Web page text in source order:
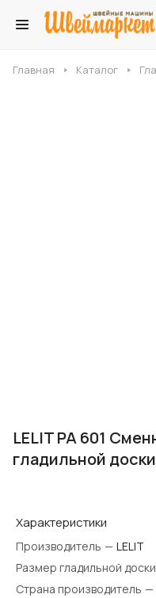
Главная Каталог
LELIT PA 601
гладильной
Характеристики
Производитель — LELIT
Размер гладильной доски
Страна производитель —